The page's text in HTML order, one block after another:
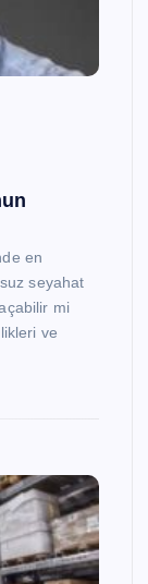
en
seyahat
mi
ve